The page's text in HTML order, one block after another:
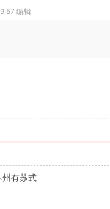
编辑
州有苏式